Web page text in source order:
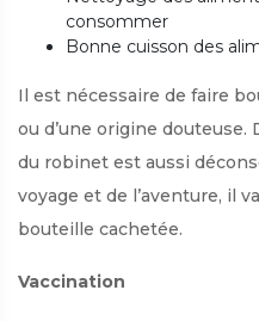
consommer
Bonne cuisson des
Il est nécessaire de faire
ou d’une origine douteuse.
du robinet est aussi
voyage et de l’aventure, il
bouteille cachetée.
Vaccination